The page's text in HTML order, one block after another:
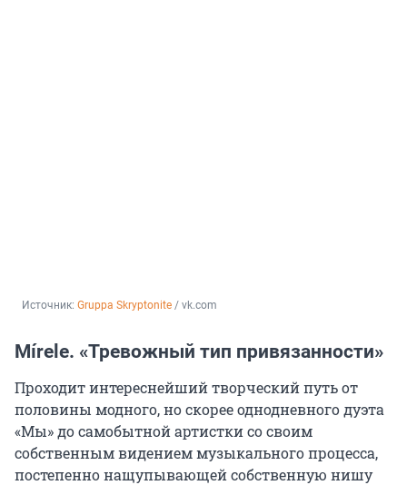
Источник: Gruppa Skryptonite / vk.com
Mírele. «Тревожный тип привязанности»
Проходит интереснейший творческий путь от
половины модного, но скорее однодневного дуэта
«Мы» до самобытной артистки со своим
собственным видением музыкального процесса,
постепенно нащупывающей собственную нишу